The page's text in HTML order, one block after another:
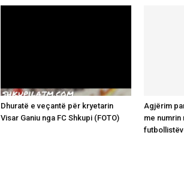
Dhuratë e veçantë për kryetarin
Visar Ganiu nga FC Shkupi (FOTO)
Agjërim
me numrin